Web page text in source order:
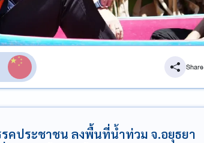
Share
ประชาชน ลงพื้นที่น้ำท่วม จ.อยุธยา